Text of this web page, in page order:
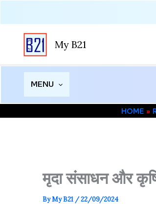
content
My B21
MENU
HOME
मृदा संसाधन और
ByMy B21 /22/09/2024